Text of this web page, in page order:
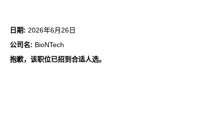
日期: 2026年6月26日
公司名: BioNTech
抱歉，该职位已招到合适人选。